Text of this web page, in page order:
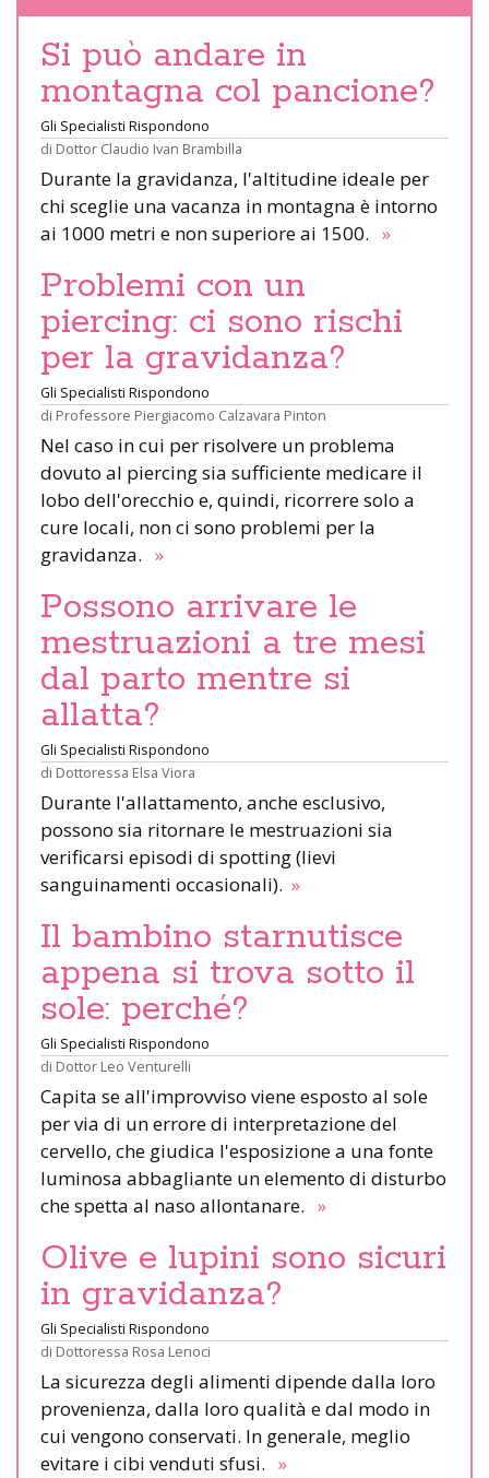
Si può andare in
montagna col pancione?
Gli Specialisti Rispondono
di Dottor Claudio Ivan Brambilla
Durante la gravidanza, l'altitudine ideale per
chi sceglie una vacanza in montagna è intorno
ai 1000 metri e non superiore ai 1500. »
Problemi con un
piercing: ci sono rischi
per la gravidanza?
Gli Specialisti Rispondono
di Professore Piergiacomo Calzavara Pinton
Nel caso in cui per risolvere un problema
dovuto al piercing sia sufficiente medicare il
lobo dell'orecchio e, quindi, ricorrere solo a
cure locali, non ci sono problemi per la
gravidanza. »
Possono arrivare le
mestruazioni a tre mesi
dal parto mentre si
allatta?
Gli Specialisti Rispondono
di Dottoressa Elsa Viora
Durante l'allattamento, anche esclusivo,
possono sia ritornare le mestruazioni sia
verificarsi episodi di spotting (lievi
sanguinamenti occasionali). »
Il bambino starnutisce
appena si trova sotto il
sole: perché?
Gli Specialisti Rispondono
di Dottor Leo Venturelli
Capita se all'improvviso viene esposto al sole
per via di un errore di interpretazione del
cervello, che giudica l'esposizione a una fonte
luminosa abbagliante un elemento di disturbo
che spetta al naso allontanare. »
Olive e lupini sono sicuri
in gravidanza?
Gli Specialisti Rispondono
di Dottoressa Rosa Lenoci
La sicurezza degli alimenti dipende dalla loro
provenienza, dalla loro qualità e dal modo in
cui vengono conservati. In generale, meglio
evitare i cibi venduti sfusi. »